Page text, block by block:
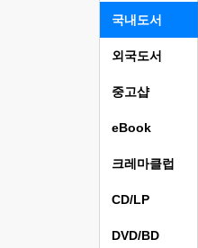
국내도서
외국도서
중고샵
eBook
크레마클럽
CD/LP
DVD/BD